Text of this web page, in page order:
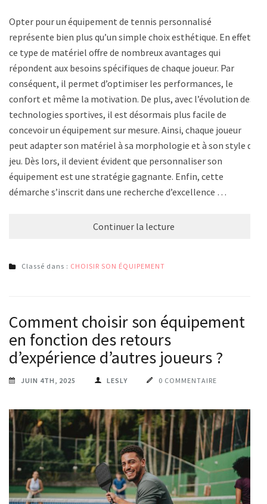
Opter pour un équipement de tennis personnalisé
représente bien plus qu’un simple choix esthétique. En effet,
ce type de matériel offre de nombreux avantages qui
répondent aux besoins spécifiques de chaque joueur. Par
conséquent, il permet d’optimiser les performances, le
confort et même la motivation. De plus, avec l’évolution des
technologies sportives, il est désormais plus facile de
concevoir un équipement sur mesure. Ainsi, chaque joueur
peut adapter son matériel à sa morphologie et à son style de
jeu. Dès lors, il devient évident que personnaliser son
équipement est une stratégie gagnante. Enfin, cette
démarche s’inscrit dans une recherche d’excellence …
Continuer la lecture
Classé dans : CHOISIR SON ÉQUIPEMENT
Comment choisir son équipement
en fonction des retours
d’expérience d’autres joueurs ?
JUIN 4TH, 2025 LESLY 0 COMMENTAIRE